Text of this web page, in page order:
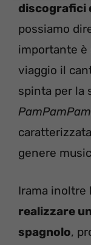
discografici
possiamo
importante è
viaggio il
spinta per la
genere
Irama inoltre
realizzare
spagnolo,